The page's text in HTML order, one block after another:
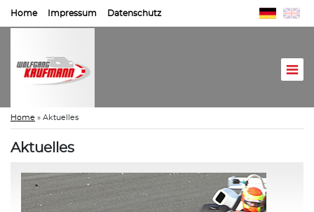
Home Impressum Datenschutz
Home » Aktuelles
Aktuelles